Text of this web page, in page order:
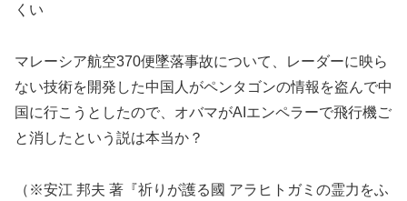
くい
マレーシア航空370便墜落事故について、レーダーに映ら
ない技術を開発した中国人がペンタゴンの情報を盗んで中
国に行こうとしたので、オバマがAIエンペラーで飛行機ご
と消したという説は本当か？
（※安江 邦夫 著『祈りが護る國 アラヒトガミの霊力をふ